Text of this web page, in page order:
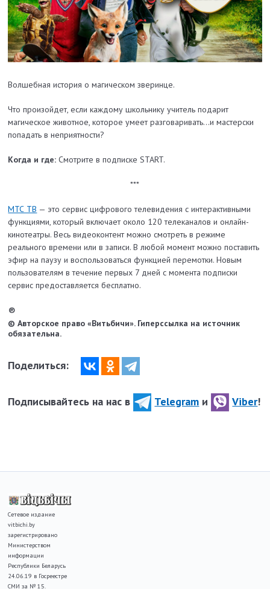
Волшебная история о магическом зверинце.
Что произойдет, если каждому школьнику учитель подарит
магическое животное, которое умеет разговаривать…и мастерски
попадать в неприятности?
Когда и где: Смотрите в подписке START.
***
МТС ТВ — это сервис цифрового телевидения с интерактивными
функциями, который включает около 120 телеканалов и онлайн-
кинотеатры. Весь видеоконтент можно смотреть в режиме
реального времени или в записи. В любой момент можно поставить
эфир на паузу и воспользоваться функцией перемотки. Новым
пользователям в течение первых 7 дней с момента подписки
сервис предоставляется бесплатно.
®
© Авторское право «Витьбичи». Гиперссылка на источник
обязательна.
Поделиться:
Подписывайтесь на нас в Telegram и Viber!
Сетевое издание
vitbichi.by
зарегистрировано
Министерством
информации
Республики Беларусь
24.06.19 в Госреестре
СМИ за № 15.